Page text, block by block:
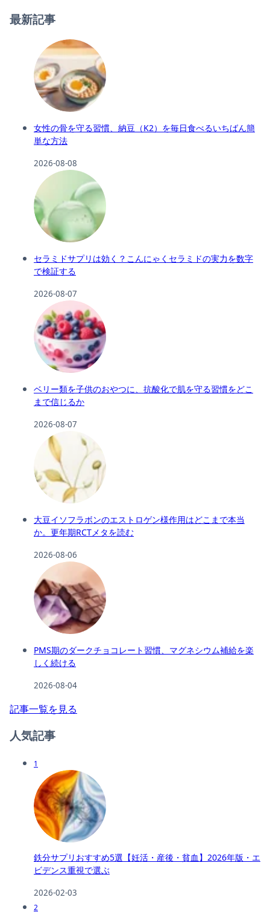
最新記事
女性の骨を守る習慣、納豆（K2）を毎日食べるいちばん簡
単な方法
2026-08-08
セラミドサプリは効く？こんにゃくセラミドの実力を数字
で検証する
2026-08-07
ベリー類を子供のおやつに、抗酸化で肌を守る習慣をどこ
まで信じるか
2026-08-07
大豆イソフラボンのエストロゲン様作用はどこまで本当
か。更年期RCTメタを読む
2026-08-06
PMS期のダークチョコレート習慣、マグネシウム補給を楽
しく続ける
2026-08-04
記事一覧を見る
人気記事
1
鉄分サプリおすすめ5選【妊活・産後・貧血】2026年版・エ
ビデンス重視で選ぶ
2026-02-03
2